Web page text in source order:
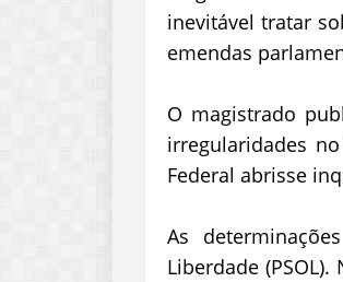
inevitável tratar
emendas
O magistrado
irregularidades
Federal abrisse
As
Liberdade